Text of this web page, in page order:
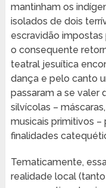
mantinham os
isolados de dois
escravidão
o consequente
teatral jesuítica
dança e pelo canto
passaram a se valer
silvícolas –
musicais primitivos
finalidades
Tematicamente,
realidade local